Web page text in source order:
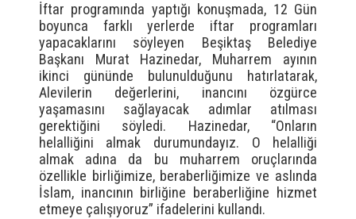
İftar programında yaptığı konuşmada, 12 Gün
boyunca farklı yerlerde iftar programları
yapacaklarını söyleyen Beşiktaş Belediye
Başkanı Murat Hazinedar, Muharrem ayının
ikinci gününde bulunulduğunu hatırlatarak,
Alevilerin değerlerini, inancını özgürce
yaşamasını sağlayacak adımlar atılması
gerektiğini söyledi. Hazinedar, “Onların
helalliğini almak durumundayız. O helalliği
almak adına da bu muharrem oruçlarında
özellikle birliğimize, beraberliğimize ve aslında
İslam, inancının birliğine beraberliğine hizmet
etmeye çalışıyoruz” ifadelerini kullandı.